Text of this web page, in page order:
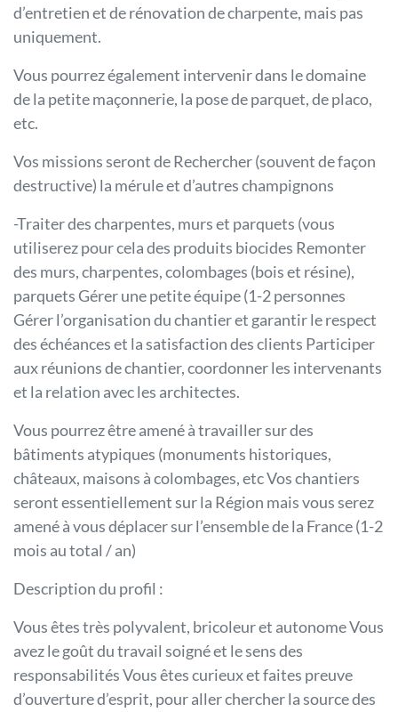
d’entretien et de rénovation de charpente, mais pas
uniquement.
Vous pourrez également intervenir dans le domaine
de la petite maçonnerie, la pose de parquet, de placo,
etc.
Vos missions seront de Rechercher (souvent de façon
destructive) la mérule et d’autres champignons
-Traiter des charpentes, murs et parquets (vous
utiliserez pour cela des produits biocides Remonter
des murs, charpentes, colombages (bois et résine),
parquets Gérer une petite équipe (1-2 personnes
Gérer l’organisation du chantier et garantir le respect
des échéances et la satisfaction des clients Participer
aux réunions de chantier, coordonner les intervenants
et la relation avec les architectes.
Vous pourrez être amené à travailler sur des
bâtiments atypiques (monuments historiques,
châteaux, maisons à colombages, etc Vos chantiers
seront essentiellement sur la Région mais vous serez
amené à vous déplacer sur l’ensemble de la France (1-2
mois au total / an)
Description du profil :
Vous êtes très polyvalent, bricoleur et autonome Vous
avez le goût du travail soigné et le sens des
responsabilités Vous êtes curieux et faites preuve
d’ouverture d’esprit, pour aller chercher la source des